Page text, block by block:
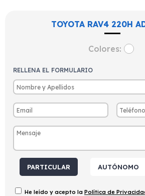
TOYOTA RAV4 220H
Colores:
RELLENA EL FORMULARIO
PARTICULAR AUTÓNOMO
He leído y acepto la Política de